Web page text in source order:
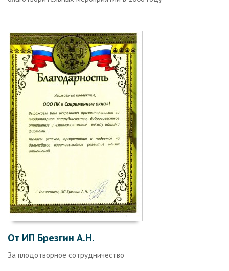
От ИП Брезгин А.Н.
За плодотворное сотрудничество